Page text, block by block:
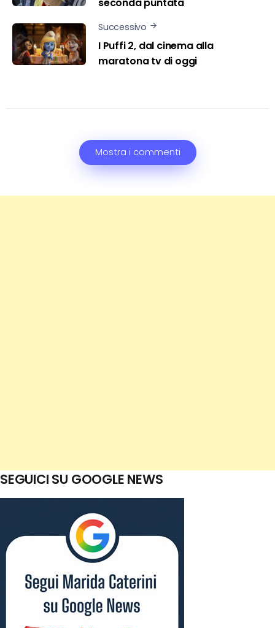
Successivo
I Puffi 2, dal cinema alla
maratona tv di oggi
Mostra i commenti
SEGUICI SU GOOGLE NEWS